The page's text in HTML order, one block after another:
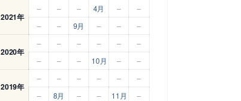
2021年
– – – 4月 –
–
–
– 9月 – – –
2020年
– – – – –
–
–
– – 10月 – –
2019年
– – – – –
–
–
8月 – – 11月 –